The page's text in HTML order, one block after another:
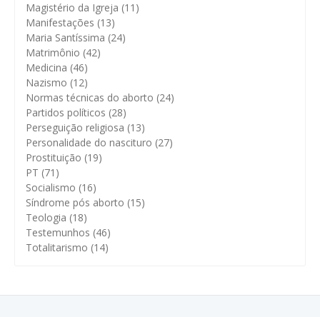
Magistério da Igreja (11)
Manifestações (13)
Maria Santíssima (24)
Matrimônio (42)
Medicina (46)
Nazismo (12)
Normas técnicas do aborto (24)
Partidos políticos (28)
Perseguição religiosa (13)
Personalidade do nascituro (27)
Prostituição (19)
PT (71)
Socialismo (16)
Síndrome pós aborto (15)
Teologia (18)
Testemunhos (46)
Totalitarismo (14)